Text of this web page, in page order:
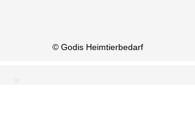
© Godis Heimtierbedarf